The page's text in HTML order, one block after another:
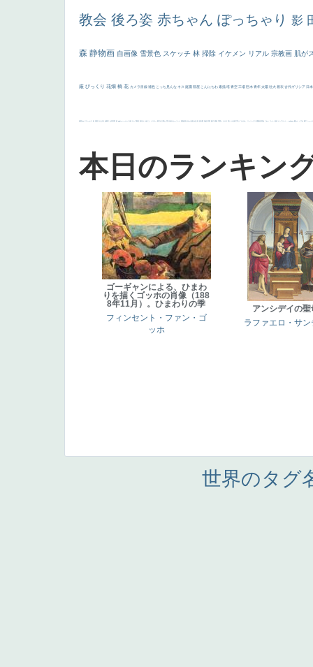
教会 後ろ姿 赤ちゃん ぽっちゃり 影
森 静物画 自画像 雪景色 スケッチ 林 掃除 イケメン リアル 宗教画 肌が
厳 びっくり 花畑 橋 花 カメラ目線 補色 こっち見んな キス 庭園 部屋 こんにちわ 素描 塔 青空 工場 巨木 青年 太陽 壮大 着衣 古代ギリシア 日
画質 last ヴィーナス 剣 白人少女 食事中 山本芳翠 麦 alciato ハーレム 女神 ローマ教皇 奥行き 火起こし シスター 東方の三博士 114514 かっこいい 受胎告知 天から覗き込む顔 設計図 挿絵 群衆 親子 裸婦 可愛い ピサロ ＃名画で学ぶ「たるみ」 ニーソックス 躍動感 黄色 こわい コート 畦道 レンブラント・ sekkusu 暖かい バブみ 靴下 ショッ
本日のランキン
ゴーギャンによる、ひまわ
りを描くゴッホの肖像（188
8年11月）。ひまわりの季
フィンセント・ファン・ゴ
ッホ
アンシデイの聖
ラファエロ・サン
世界のタグ